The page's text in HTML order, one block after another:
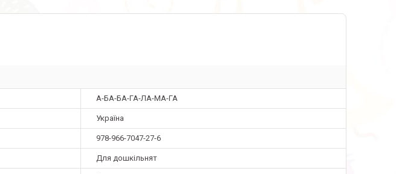
А-БА-БА-ГА-ЛА-МА-ГА
Україна
978-966-7047-27-6
Для дошкільнят